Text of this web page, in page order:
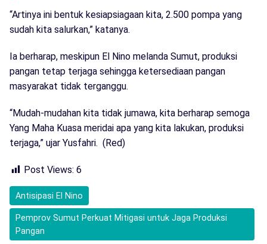
“Artinya ini bentuk kesiapsiagaan kita, 2.500 pompa yang
sudah kita salurkan,” katanya.
Ia berharap, meskipun El Nino melanda Sumut, produksi
pangan tetap terjaga sehingga ketersediaan pangan
masyarakat tidak terganggu.
“Mudah-mudahan kita tidak jumawa, kita berharap semoga
Yang Maha Kuasa meridai apa yang kita lakukan, produksi
terjaga,” ujar Yusfahri. (Red)
Post Views: 6
Antisipasi El Nino
Pemprov Sumut Perkuat Mitigasi untuk Jaga Produksi
Pangan